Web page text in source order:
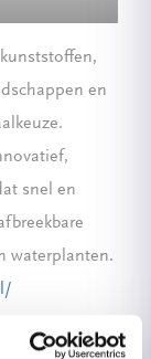
en
snel en
waterplanten.